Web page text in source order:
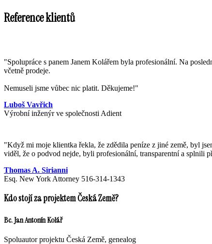
Reference klientů
"Spolupráce s panem Janem Kolářem byla profesionální. Na
včetně prodeje.
Nemuseli jsme vůbec nic platit. Děkujeme!"
Luboš Vavřich
Výrobní inženýr ve společnosti Adient
"Když mi moje klientka řekla, že zdědila peníze z jiné země, byl
viděl, že o podvod nejde, byli profesionální, transparentní a splnili
Thomas A. Sirianni
Esq. New York Attorney 516-314-1343
Kdo stojí za projektem Česká Země?
Bc. Jan Antonín Kolář
Spoluautor projektu Česká Země, genealog